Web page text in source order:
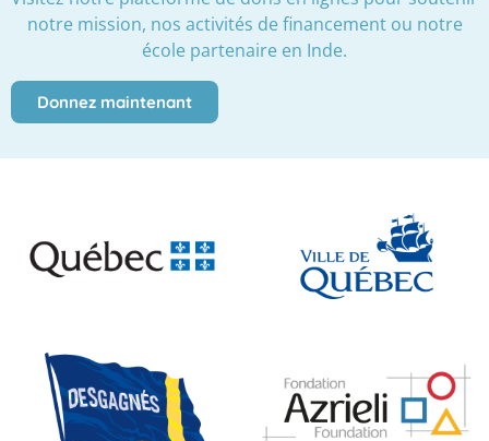
notre mission, nos activités de financement ou notre
école partenaire en Inde.
Donnez maintenant